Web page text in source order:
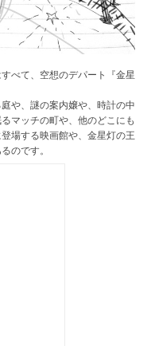
べて、空想のデパート『金星
や、謎の案内嬢や、時計の中
マッチの町や、他のどこにも
場する映画館や、金星灯の王
のです。